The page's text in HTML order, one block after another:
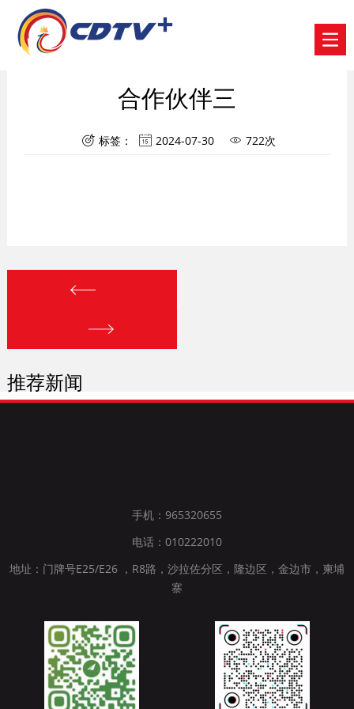
合作伙伴三
 标签：  2024-07-30  722次
推荐新闻
手机：965320655
电话：010222010
地址：门牌号E25/E26 ，R8路，沙拉佐分区，隆边区，金边市，柬埔
寨